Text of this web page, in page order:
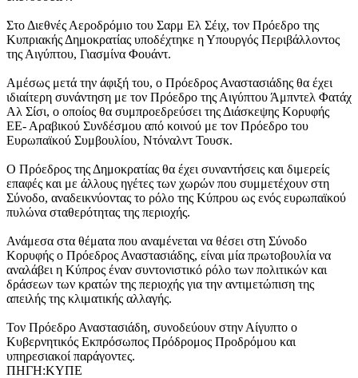
Στο Διεθνές Αεροδρόμιο του Σαρμ Ελ Σέιχ, τον Πρόεδρο της
Κυπριακής Δημοκρατίας υποδέχτηκε η Υπουργός Περιβάλλοντος
της Αιγύπτου, Γιασμίνα Φουάντ.
Αμέσως μετά την άφιξή του, ο Πρόεδρος Αναστασιάδης θα έχει
ιδιαίτερη συνάντηση με τον Πρόεδρο της Αιγύπτου Άμπντελ Φατάχ
Αλ Σίσι, ο οποίος θα συμπροεδρεύσει της Διάσκεψης Κορυφής
ΕΕ- Αραβικού Συνδέσμου από κοινού με τον Πρόεδρο του
Ευρωπαϊκού Συμβουλίου, Ντόναλντ Τουσκ.
Ο Πρόεδρος της Δημοκρατίας θα έχει συναντήσεις και διμερείς
επαφές και με άλλους ηγέτες των χωρών που συμμετέχουν στη
Σύνοδο, αναδεικνύοντας το ρόλο της Κύπρου ως ενός ευρωπαϊκού
πυλώνα σταθερότητας της περιοχής.
Ανάμεσα στα θέματα που αναμένεται να θέσει στη Σύνοδο
Κορυφής ο Πρόεδρος Αναστασιάδης, είναι μία πρωτοβουλία να
αναλάβει η Κύπρος έναν συντονιστικό ρόλο των πολιτικών και
δράσεων των κρατών της περιοχής για την αντιμετώπιση της
απειλής της κλιματικής αλλαγής.
Τον Πρόεδρο Αναστασιάδη, συνοδεύουν στην Αίγυπτο ο
Κυβερνητικός Εκπρόσωπος Πρόδρομος Προδρόμου και
υπηρεσιακοί παράγοντες.
ΠΗΓΗ:ΚΥΠΕ